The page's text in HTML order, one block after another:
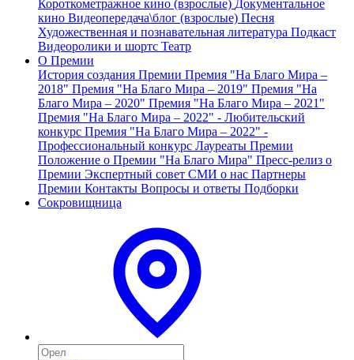
Короткометражное кино (взрослые) Документальное
кино Видеопередача\блог (взрослые) Песня
Художественная и познавательная литература Подкаст
Видеоролики и шортс Театр
О Премии
История создания Премии Премия "На Благо Мира –
2018" Премия "На Благо Мира – 2019" Премия "На
Благо Мира – 2020" Премия "На Благо Мира – 2021"
Премия "На Благо Мира – 2022" - Любительский
конкурс Премия "На Благо Мира – 2022" -
Профессиональный конкурс Лауреаты Премии
Положение о Премии "На Благо Мира" Пресс-релиз о
Премии Экспертный совет СМИ о нас Партнеры
Премии Контакты Вопросы и ответы Подборки
Сокровищница